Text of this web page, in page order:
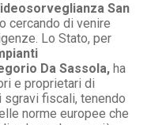
San
cercando di venire
Lo Stato, per
Da Sassola, ha
e proprietari di
fiscali, tenendo
norme europee che